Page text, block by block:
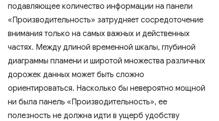
подавляющее количество информации на панели
«Производительность» затрудняет сосредоточение
внимания только на самых важных и действенных
частях. Между длиной временной шкалы, глубиной
диаграммы пламени и широтой множества различных
дорожек данных может быть сложно
ориентироваться. Насколько бы невероятно мощной
ни была панель «Производительность», ее
полезность не должна идти в ущерб удобству